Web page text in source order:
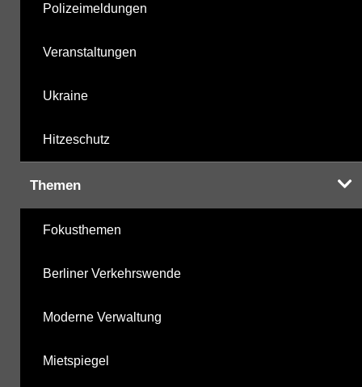
Polizeimeldungen
Veranstaltungen
Ukraine
Hitzeschutz
Themen
Fokusthemen
Berliner Verkehrswende
Moderne Verwaltung
Mietspiegel